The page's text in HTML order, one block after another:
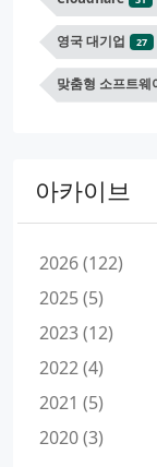
영국 대기업 27
맞춤형 소프트웨
아카이브
2026 (122)
2025 (5)
2023 (12)
2022 (4)
2021 (5)
2020 (3)